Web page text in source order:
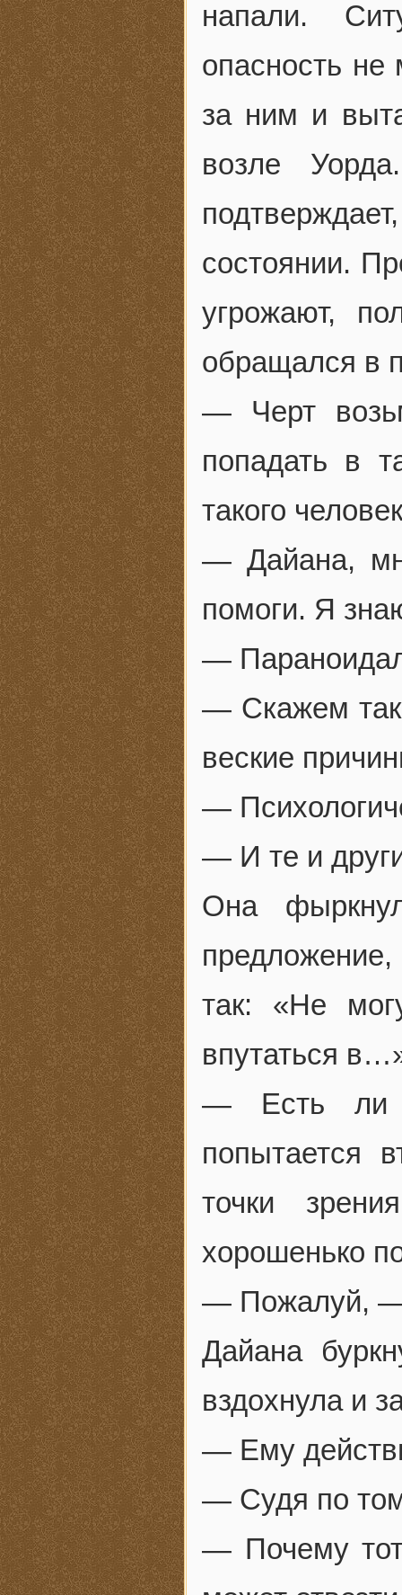
напали.
опасность
за ним и
возле
состоянии.
угрожают,
обращался в
— Черт
попадать в
такого
— Дайана,
помоги. Я
—
— Скажем
веские
—
— И те и
Она
так: «Не
впутаться
— Есть ли
попытается
точки
хорошенько
— Пожалуй, —
Дайана
вздохнула и
— Ему
— Судя по
— Почему